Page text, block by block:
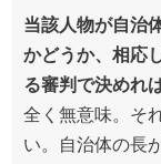
当該人物が自治
かどうか、相応
る審判で決めれ
全く無意味。そ
い。自治体の長